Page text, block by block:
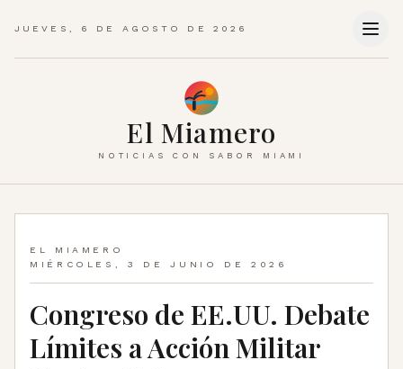
JUEVES, 6 DE AGOSTO DE 2026
El Miamero
NOTICIAS CON SABOR MIAMI
EL MIAMERO
MIÉRCOLES, 3 DE JUNIO DE 2026
Congreso de EE.UU. Debate
Límites a Acción Militar